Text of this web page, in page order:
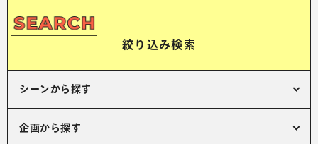
絞り込み検索
シーンから探す
企画から探す